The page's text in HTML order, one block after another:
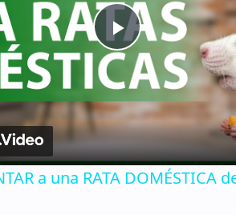
Play
Video
a una RATA